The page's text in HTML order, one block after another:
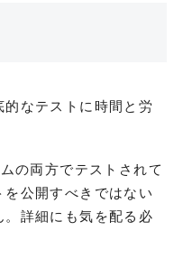
なテストに時間と労
の両方でテストされて
公開すべきではない
詳細にも気を配る必